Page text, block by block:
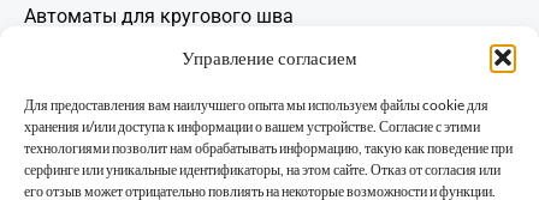
Управление согласием
Для предоставления вам наилучшего опыта мы используем файлы cookie для
хранения и/или доступа к информации о вашем устройстве. Согласие с этими
технологиями позволит нам обрабатывать информацию, такую как поведение при
серфинге или уникальные идентификаторы, на этом сайте. Отказ от согласия или
его отзыв может отрицательно повлиять на некоторые возможности и функции.
Автоматы для кругового шва
Вертельные столы и сварочные позиционеры
Вращатель цилиндров
Контакт
info@avp.si